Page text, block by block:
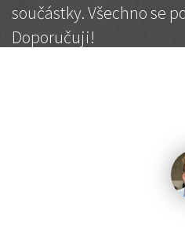
součástky. Všechno se
Doporučuji!